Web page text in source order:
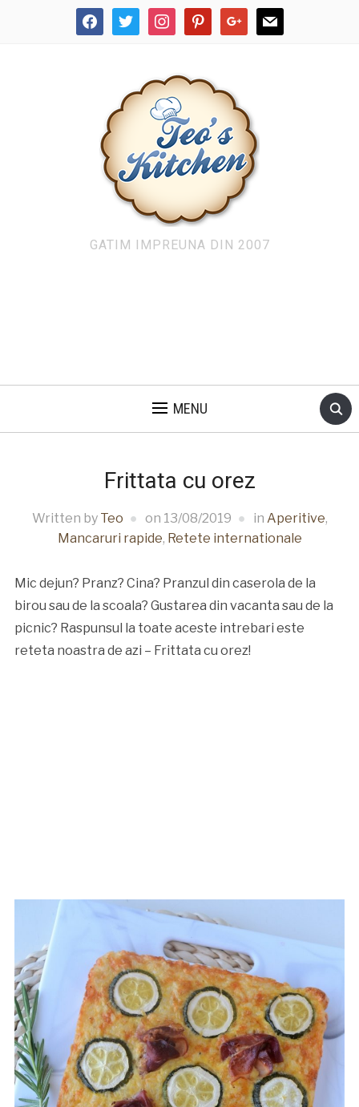
facebooktwitter instagrampinterestgoogle mail
GATIM IMPREUNA DIN 2007
MENU
Frittata cu orez
Written by Teo on 13/08/2019 in Aperitive,
Mancaruri rapide, Retete internationale
Mic dejun? Pranz? Cina? Pranzul din caserola de la
birou sau de la scoala? Gustarea din vacanta sau de la
picnic? Raspunsul la toate aceste intrebari este
reteta noastra de azi – Frittata cu orez!